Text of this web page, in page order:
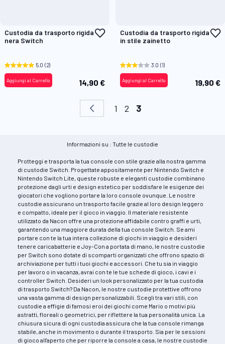
Custodia da trasporto rigida
nera Switch
Aggiungi
5.0 (2)
14,90 €
Aggiungi al Carrello
Custodia da trasporto rigida
in stile zainetto
3.0 (1)
19,90 €
Aggiungi al Carrello
Pagina
Pagina
Precedente
Pagina
1 Pagina
2 Attualmente stai
3
Informazioni su : Tutte le custodie
Protteggi e trasporta la tua console con stile grazie alla nostra gamma
di custodie Switch. Progettate appositamente per Nintendo Switch e
Nintendo Switch Lite, queste robuste e eleganti custodie combinano
protezione dagli urti e design estetico per soddisfare le esigenze dei
giocatori che vogliono portare la loro console ovunque. Le nostre
custodie assicurano un trasporto facile grazie al loro design leggero
e compatto, ideale per il gioco in viaggio. Il materiale resistente
utilizzato da Nacon offre una protezione affidabile contro graffi e urti,
garantendo una maggiore durata della tua console Switch. Se ami
portare con te la tua intera collezione di giochi in viaggio e desideri
tenere caricabatterie e Joy-Con a portata di mano, le nostre custodie
per Switch sono dotate di scomparti organizzati che offrono spazio di
archiviazione per tutti i tuoi giochi e accessori. Che tu sia in viaggio
per lavoro o in vacanza, avrai con te le tue schede di gioco, i cavi e i
controller Switch. Desideri un look personalizzato per la tua custodia
di trasporto Switch? Da Nacon, le nostre custodie protettive offrono
una vasta gamma di design personalizzabili. Scegli tra vari stili, con
custodie a effigie di famosi eroi dei giochi come Mario o motivi più
astratti, floreali o geometrici, per riflettere la tua personalità unica. La
chiusura sicura di ogni custodia assicura che la tua console rimanga
stabile, anche in movimento o durante il trasporto. Sia per le sessioni
di gioco all'aperto che per riporre la console a casa, le nostre custodie